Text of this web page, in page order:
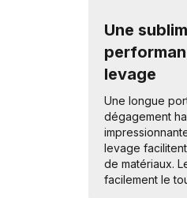
Une
levage
Une longue
dégagement
levage
de matériaux.
facilement le